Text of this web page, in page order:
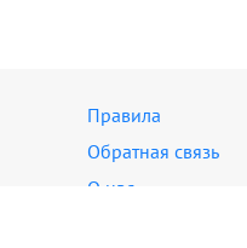
Правила
Обратная связь
О нас